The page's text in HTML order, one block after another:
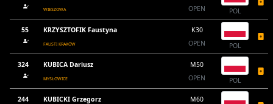
WIESZOWA
OPEN
POL
55 KRZYSZTOFIK Faustyna
FAUSTI KRAKÓW
K30
OPEN
POL
324 KUBICA Dariusz
MYSŁOWICE
M50
OPEN
POL
244 KUBICKI Grzegorz
M60